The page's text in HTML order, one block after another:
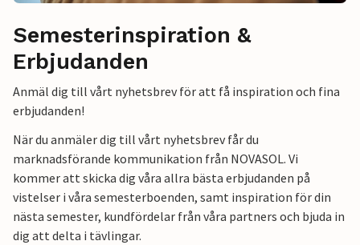
Semesterinspiration &
Erbjudanden
Anmäl dig till vårt nyhetsbrev för att få inspiration och fina
erbjudanden!
När du anmäler dig till vårt nyhetsbrev får du
marknadsförande kommunikation från NOVASOL. Vi
kommer att skicka dig våra allra bästa erbjudanden på
vistelser i våra semesterboenden, samt inspiration för din
nästa semester, kundfördelar från våra partners och bjuda in
dig att delta i tävlingar.